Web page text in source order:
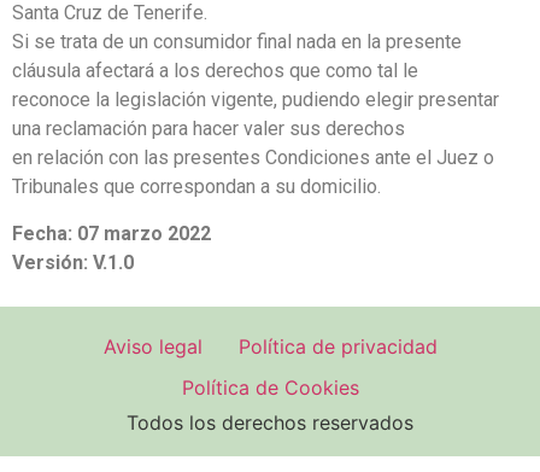
Santa Cruz de Tenerife.
Si se trata de un consumidor final nada en la presente
cláusula afectará a los derechos que como tal le
reconoce la legislación vigente, pudiendo elegir presentar
una reclamación para hacer valer sus derechos
en relación con las presentes Condiciones ante el Juez o
Tribunales que correspondan a su domicilio.
Fecha: 07 marzo 2022
Versión: V.1.0
Aviso legal
Política de privacidad
Política de Cookies
Todos los derechos reservados